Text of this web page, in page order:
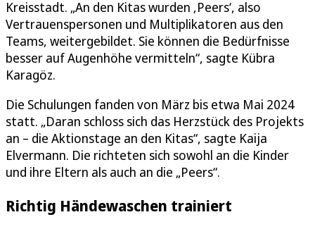
Kreisstadt. „An den Kitas wurden ‚Peers‘, also
Vertrauenspersonen und Multiplikatoren aus den
Teams, weitergebildet. Sie können die Bedürfnisse
besser auf Augenhöhe vermitteln“, sagte Kübra
Karagöz.
Die Schulungen fanden von März bis etwa Mai 2024
statt. „Daran schloss sich das Herzstück des Projekts
an – die Aktionstage an den Kitas“, sagte Kaija
Elvermann. Die richteten sich sowohl an die Kinder
und ihre Eltern als auch an die „Peers“.
Richtig Händewaschen trainiert